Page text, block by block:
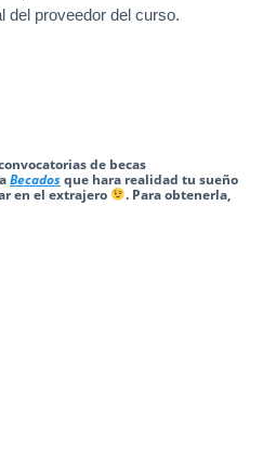
del proveedor del curso.
de becas
Becadosque hara realidad tu sueño
en el extrajero
. Para obtenerla,